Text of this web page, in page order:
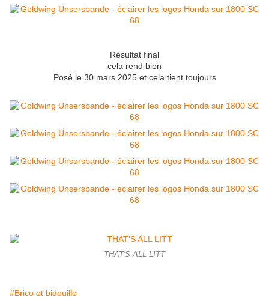
Résultat final
cela rend bien
Posé le 30 mars 2025 et cela tient toujours
THAT'S ALL LITT
#Brico et bidouille